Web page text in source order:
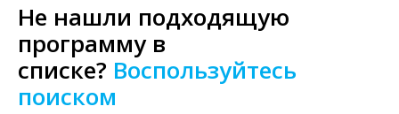
Не нашли подходящую
программу в
списке? Воспользуйтесь
поиском